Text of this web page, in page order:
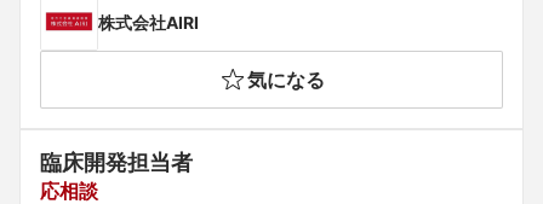
株式会社AIRI
気になる
臨床開発担当者
応相談